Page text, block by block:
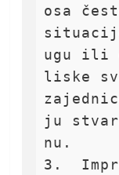
osa
ugu ili
liske
ju
nu.
3.